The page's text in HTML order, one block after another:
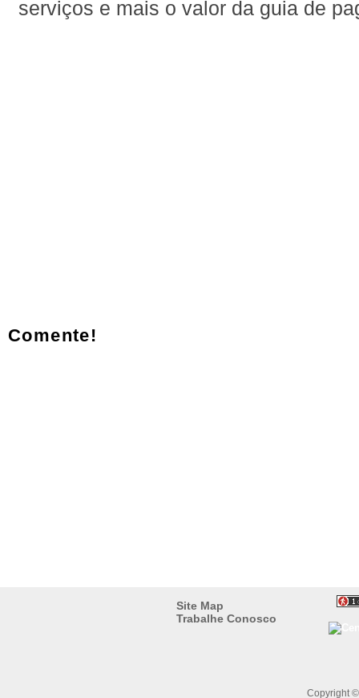
serviços e mais o valor da guia de
Comente!
Copyright
Site Map
Trabalhe Conosco